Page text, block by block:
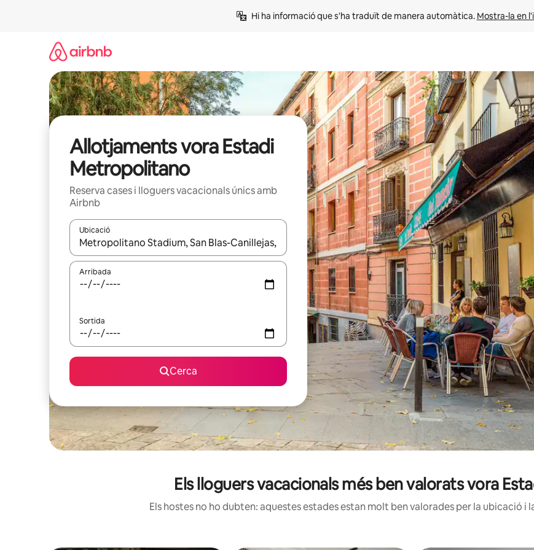
Hi ha informació que s'ha traduït de manera automàtica. Mostra-la en
Allotjaments vora Estadi
Metropolitano
Reserva cases i lloguers vacacionals únics amb
Airbnb
Ubicació
Quan els resultats estiguin disponibles, podràs navegar-hi a través de les tecles de les fletxes (amunt i avall), o bé
Arribada
Sortida
Cerca
Els lloguers vacacionals més ben valorats vora
Els hostes no ho dubten: aquestes estades estan molt ben valorades per la ubicació